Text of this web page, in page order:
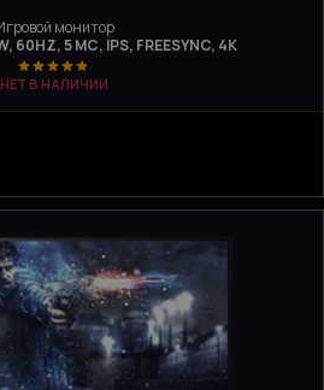
монитор
60HZ, 5 МС, IPS, FREESYNC, 4K
НЕТ В НАЛИЧИИ